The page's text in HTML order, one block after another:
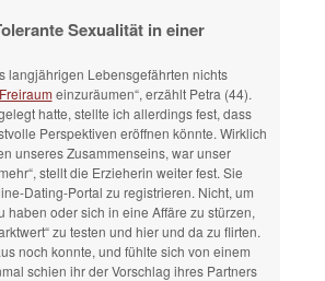
Sexualität in einer
langjährigen Lebensgefährten nichts
einzuräumen“, erzählt Petra (44).
hatte, stellte ich allerdings fest, dass
Perspektiven eröffnen könnte. Wirklich
unseres Zusammenseins, war unser
stellt die Erzieherin weiter fest. Sie
Dating-Portal zu registrieren. Nicht, um
oder sich in eine Affäre zu stürzen,
zu testen und hier und da zu flirten.
noch konnte, und fühlte sich von einem
schien ihr der Vorschlag ihres Partners